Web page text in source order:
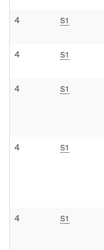
4 S1
4 S1
4 S1
4 S1
4 S1